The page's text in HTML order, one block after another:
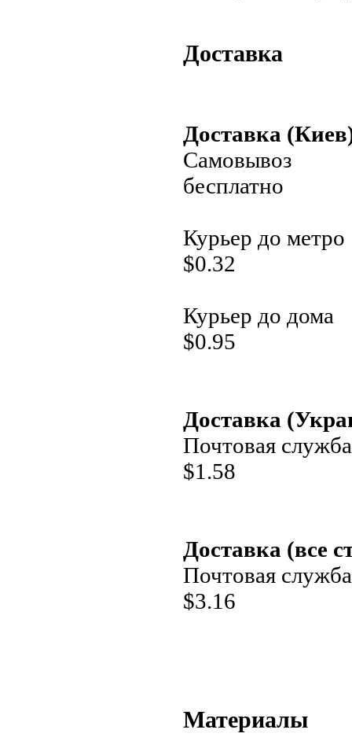
Доставка
Доставка
Самовывоз
бесплатно
Курьер до метро
$0.32
Курьер до дома
$0.95
Доставка
Почтовая служба
$1.58
Доставка (все
Почтовая служба
$3.16
Материалы